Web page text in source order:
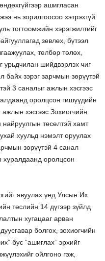
ашигласан
нь зорилгоосоо хэтрэхгүй
тогтоомжийн хэрэгжилтийг
зөвлөх, бүтээл
төлбөр төлөх,
урьдчилан шийдвэрлэх чиг
байх зэрэг зарчмын зөрүүтэй
3 саналыг ажлын хэсгээс
оролцсон гишүүдийн
хэсгээс Зохиогчийн
төсөлтэй хамт
хуульд нэмэлт оруулах
зөрүүтэй 4 санал
хуралдаанд оролцсон
явуулах үед Улсын Их
төслийн 14 дүгээр зүйлд
хугацааг арван
болгох, зохиогчийн
бус “ашиглах” эрхийг
ойлгоно гэж,